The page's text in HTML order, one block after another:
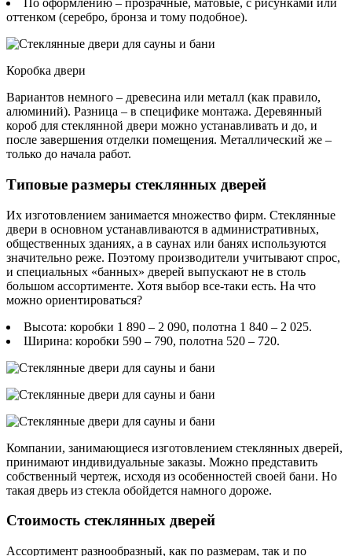
По оформлению – прозрачные, матовые, с рисунками или
оттенком (серебро, бронза и тому подобное).
Коробка двери
Вариантов немного – древесина или металл (как правило,
алюминий). Разница – в специфике монтажа. Деревянный
короб для стеклянной двери можно устанавливать и до, и
после завершения отделки помещения. Металлический же –
только до начала работ.
Типовые размеры стеклянных дверей
Их изготовлением занимается множество фирм. Стеклянные
двери в основном устанавливаются в административных,
общественных зданиях, а в саунах или банях используются
значительно реже. Поэтому производители учитывают спрос,
и специальных «банных» дверей выпускают не в столь
большом ассортименте. Хотя выбор все-таки есть. На что
можно ориентироваться?
Высота: коробки 1 890 – 2 090, полотна 1 840 – 2 025.
Ширина: коробки 590 – 790, полотна 520 – 720.
Компании, занимающиеся изготовлением стеклянных дверей,
принимают индивидуальные заказы. Можно представить
собственный чертеж, исходя из особенностей своей бани. Но
такая дверь из стекла обойдется намного дороже.
Стоимость стеклянных дверей
Ассортимент разнообразный, как по размерам, так и по